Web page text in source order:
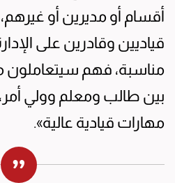
أقسام أو مديرين أو غيرهم،
قياديين وقادرين على
بين طالب ومعلم وولي
مهارات قيادية عالية».